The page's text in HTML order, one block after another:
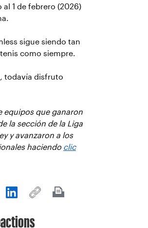
al 1 de febrero (2026)
sigue siendo tan
como siempre.
todavía disfruto
equipos que ganaron
la sección de la Liga
y avanzaron a los
haciendo clic